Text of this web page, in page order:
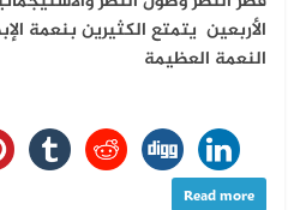
الأربعين يتمتع الكثيرين بنعمة
النعمة العظيمة
Read more